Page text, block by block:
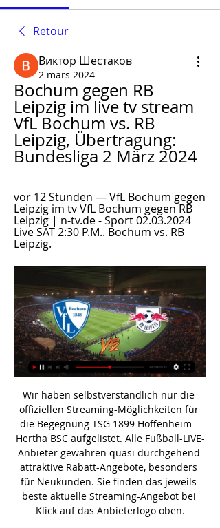
Retour
Виктор Шестаков
2 mars 2024
Bochum gegen RB
Leipzig im live tv stream
VfL Bochum vs. RB
Leipzig, Übertragung:
Bundesliga 2 März 2024
vor 12 Stunden — VfL Bochum gegen
Leipzig im tv VfL Bochum gegen RB
Leipzig | n-tv.de - Sport 02.03.2024
Live SAT 2:30 P.M.. Bochum vs. RB
Leipzig.
Wir haben selbstverständlich nur die
offiziellen Streaming-Möglichkeiten für
die Begegnung TSG 1899 Hoffenheim -
Hertha BSC aufgelistet. Alle Fußball-LIVE-
Anbieter gewähren quasi durchgehend
attraktive Rabatt-Angebote, besonders
für Neukunden. Sie finden das jeweils
beste aktuelle Streaming-Angebot bei
Klick auf das Anbieterlogo oben.